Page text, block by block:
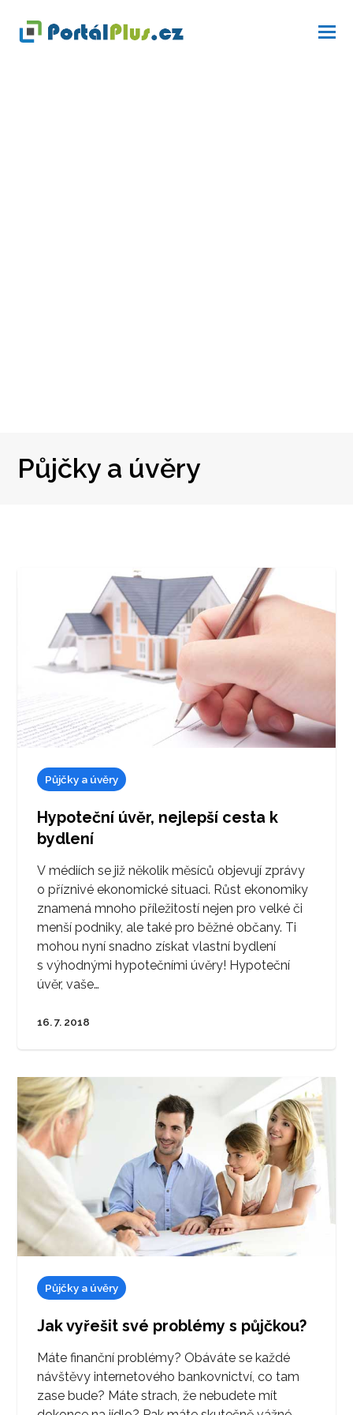
Půjčky a úvěry
Půjčky a úvěry
Hypoteční úvěr, nejlepší cesta k
bydlení
V médiích se již několik měsíců objevují zprávy
o příznivé ekonomické situaci. Růst ekonomiky
znamená mnoho příležitostí nejen pro velké či
menší podniky, ale také pro běžné občany. Ti
mohou nyní snadno získat vlastní bydlení
s výhodnými hypotečními úvěry! Hypoteční
úvěr, vaše…
16. 7. 2018
Půjčky a úvěry
Jak vyřešit své problémy s půjčkou?
Máte finanční problémy? Obáváte se každé
návštěvy internetového bankovnictví, co tam
zase bude? Máte strach, že nebudete mít